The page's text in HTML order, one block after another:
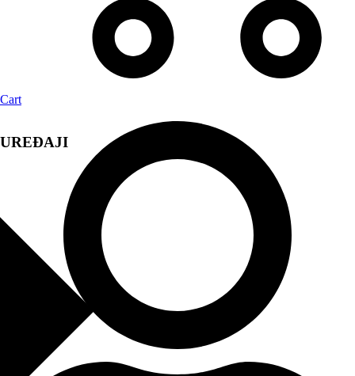
UREĐAJI
Cart